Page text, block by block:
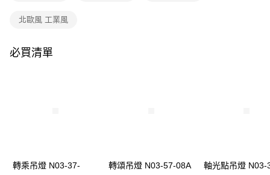
２．關於個人資料處理事宜，請瀏覽以下網址：
「AFTEE先享後付」，若未經同意申辦者引起之損失，本公司不負相關責
任。
北歐風 工業風
必買清單
轉乘吊燈 N03-37-
轉頌吊燈 N03-57-08A
軸光點吊燈 N03-